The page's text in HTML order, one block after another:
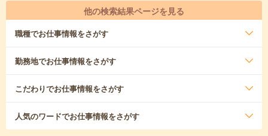
他の検索結果ページを見る
職種でお仕事情報をさがす
勤務地でお仕事情報をさがす
こだわりでお仕事情報をさがす
人気のワードでお仕事情報をさがす